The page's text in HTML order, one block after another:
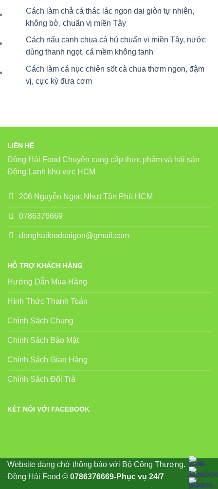
Cách làm chả cá thác lác ngon dai giòn tự nhiên,
không bở, chuẩn vị miền Tây
Cách nấu canh chua cá hú chuẩn vị miền Tây, nước
dùng thanh ngọt, cá mềm không tanh
Cách làm cá nục chiên sốt cà chua thơm ngon, đậm
vị, cực kỳ đưa cơm
LIÊN HỆ
Đồng Hải Food Chuyên cung cấp thực phẩm và hải sản
Đông Lạnh khu vực HCM
206 Nguyễn Ngọc Nhựt Tân Phú HCM
0786376669
donghaifoodsaigon@gmail.com
HỖ TRỢ KHÁCH HÀNG
Hướng Dẫn Mua Hàng
Hình Thức Thanh Toán
Chính Sách Chung
Chính Sách Bảo Mật
Chính Sách Giao Hàng
Chính Sách Đổi Trả
KẾT NỐI VỚI FACEBOOK
Website đang chờ thông báo với Bộ Công Thương.
Đồng Hải Food © 0786376669-Phục vụ 24/7